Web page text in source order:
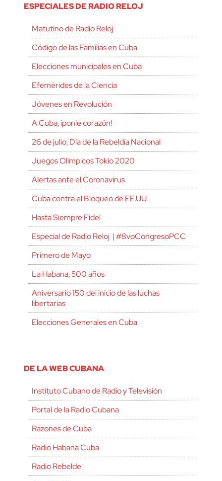
ESPECIALES DE RADIO RELOJ
Matutino de Radio Reloj
Código de las Familias en Cuba
Elecciones municipales en Cuba
Efemérides de la Ciencia
Jóvenes en Revolución
A Cuba, ¡ponle corazón!
26 de julio, Día de la Rebeldía Nacional
Juegos Olímpicos Tokio 2020
Alertas ante el Coronavirus
Cuba contra el Bloqueo de EE.UU.
Hasta Siempre Fidel
Especial de Radio Reloj | #8voCongresoPCC
Primero de Mayo
La Habana, 500 años
Aniversario 150 del inicio de las luchas
libertarias
Elecciones Generales en Cuba
DE LA WEB CUBANA
Instituto Cubano de Radio y Televisión
Portal de la Radio Cubana
Razones de Cuba
Radio Habana Cuba
Radio Rebelde